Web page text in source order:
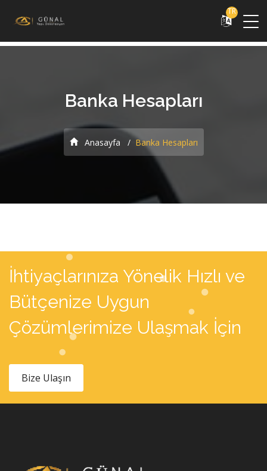
TR
Banka Hesapları
Anasayfa Banka Hesapları
İhtiyaçlarınıza Yönelik Hızlı ve
Bütçenize Uygun
Çözümlerimize Ulaşmak İçin
Bize Ulaşın